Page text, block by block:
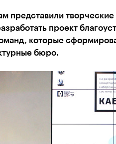
представили
проект
которые
бюро.